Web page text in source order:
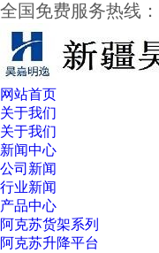
全国免费服务热线：
网站首页
关于我们
关于我们
新闻中心
公司新闻
行业新闻
产品中心
阿克苏货架系列
阿克苏升降平台